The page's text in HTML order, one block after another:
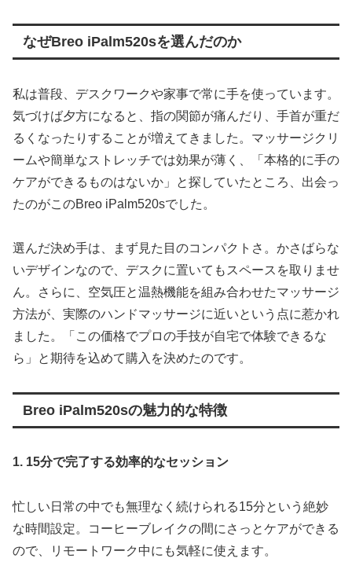
なぜBreo iPalm520sを選んだのか
私は普段、デスクワークや家事で常に手を使っています。
気づけば夕方になると、指の関節が痛んだり、手首が重だ
るくなったりすることが増えてきました。マッサージクリ
ームや簡単なストレッチでは効果が薄く、「本格的に手の
ケアができるものはないか」と探していたところ、出会っ
たのがこのBreo iPalm520sでした。
選んだ決め手は、まず見た目のコンパクトさ。かさばらな
いデザインなので、デスクに置いてもスペースを取りませ
ん。さらに、空気圧と温熱機能を組み合わせたマッサージ
方法が、実際のハンドマッサージに近いという点に惹かれ
ました。「この価格でプロの手技が自宅で体験できるな
ら」と期待を込めて購入を決めたのです。
Breo iPalm520sの魅力的な特徴
1. 15分で完了する効率的なセッション
忙しい日常の中でも無理なく続けられる15分という絶妙
な時間設定。コーヒーブレイクの間にさっとケアができる
ので、リモートワーク中にも気軽に使えます。